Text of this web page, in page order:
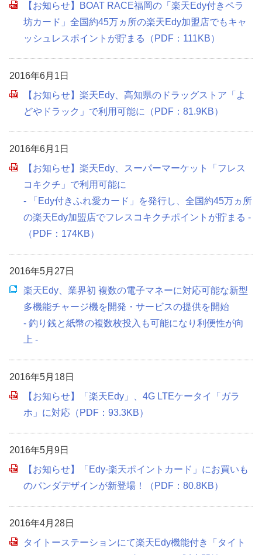
【お知らせ】BOAT RACE福岡の「楽天Edy付きペラ
坊カード」全国約45万ヵ所の楽天Edy加盟店でもキャ
ッシュレスポイントが貯まる（PDF：111KB）
2016年6月1日
【お知らせ】楽天Edy、高知県のドラッグストア「よ
どやドラック」で利用可能に（PDF：81.9KB）
2016年6月1日
【お知らせ】楽天Edy、スーパーマーケット「フレス
コキクチ」で利用可能に
- 「Edy付きふれ愛カード」を発行し、全国約45万ヵ所
の楽天Edy加盟店でフレスコキクチポイントが貯まる -
（PDF：174KB）
2016年5月27日
楽天Edy、業界初 複数の電子マネーに対応可能な新型
多機能チャージ機を開発・サービスの提供を開始
- 釣り銭と紙幣の複数枚投入も可能になり利便性が向
上 -
2016年5月18日
【お知らせ】「楽天Edy」、4G LTEケータイ「ガラ
ホ」に対応（PDF：93.3KB）
2016年5月9日
【お知らせ】「Edy-楽天ポイントカード」にお買いも
のパンダデザインが新登場！（PDF：80.8KB）
2016年4月28日
タイトーステーションにて楽天Edy機能付き「タイト